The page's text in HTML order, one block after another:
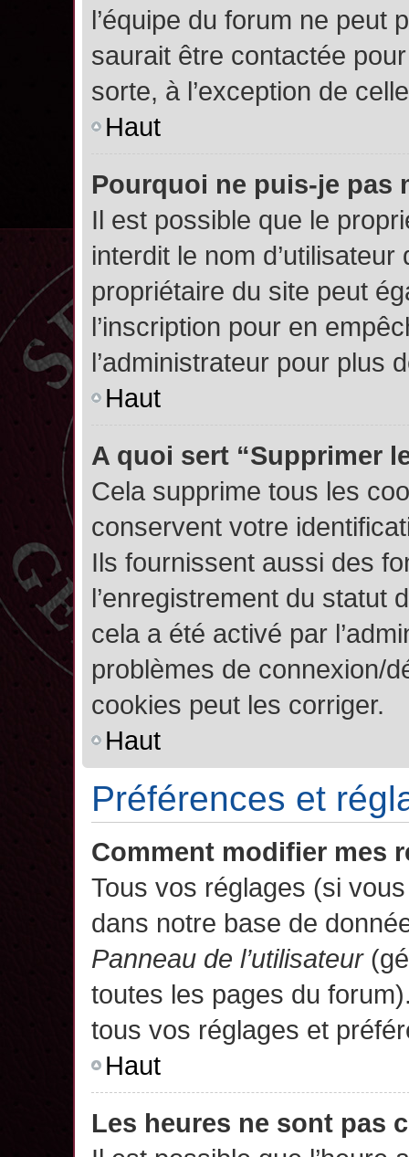
l’équipe du forum ne peut
saurait être contactée
sorte, à l’exception de
Haut
Pourquoi ne puis-je pas
Il est possible que le
interdit le nom
propriétaire du site peut
l’inscription pour en
l’administrateur pour plus
Haut
A quoi sert “Supprimer
Cela supprime tous les
conservent votre
Ils fournissent aussi des
l’enregistrement du statut
cela a été activé par
problèmes de connexion/
cookies peut les corriger.
Haut
Préférences et
Comment modifier mes
Tous vos réglages (si
dans notre base de
Panneau de l’utilisateur
toutes les pages du
tous vos réglages et
Haut
Les heures ne sont pas